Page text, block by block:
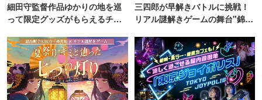
細田守監督作品ゆかりの地を巡
って限定グッズがもらえるチャ
三四郎が早解きバトルに挑戦！
リアル謎解きゲームの舞台"錦糸